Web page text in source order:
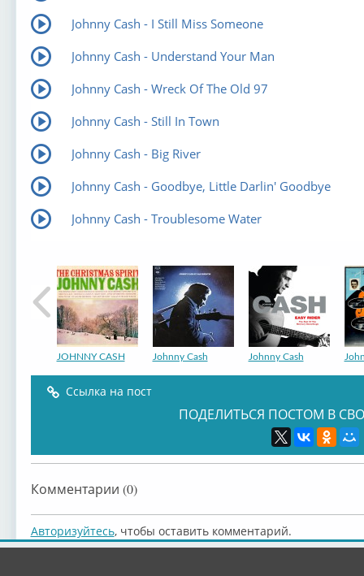
Johnny Cash - I Still Miss Someone
Johnny Cash - Understand Your Man
Johnny Cash - Wreck Of The Old 97
Johnny Cash - Still In Town
Johnny Cash - Big River
Johnny Cash - Goodbye, Little Darlin' Goodbye
Johnny Cash - Troublesome Water
JOHNNY CASH Johnny Cash Johnny Cash
Ссылка на пост
ПОДЕЛИТЬСЯ ПОСТОМ В
Комментарии (0)
Авторизуйтесь, чтобы оставить комментарий.